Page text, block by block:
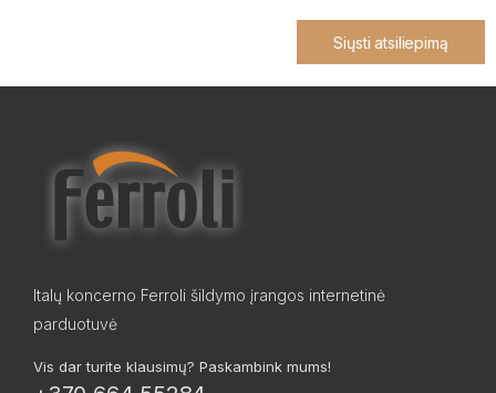
Siųsti atsiliepimą
Italų koncerno Ferroli šildymo įrangos internetinė
parduotuvė
Vis dar turite klausimų? Paskambink mums!